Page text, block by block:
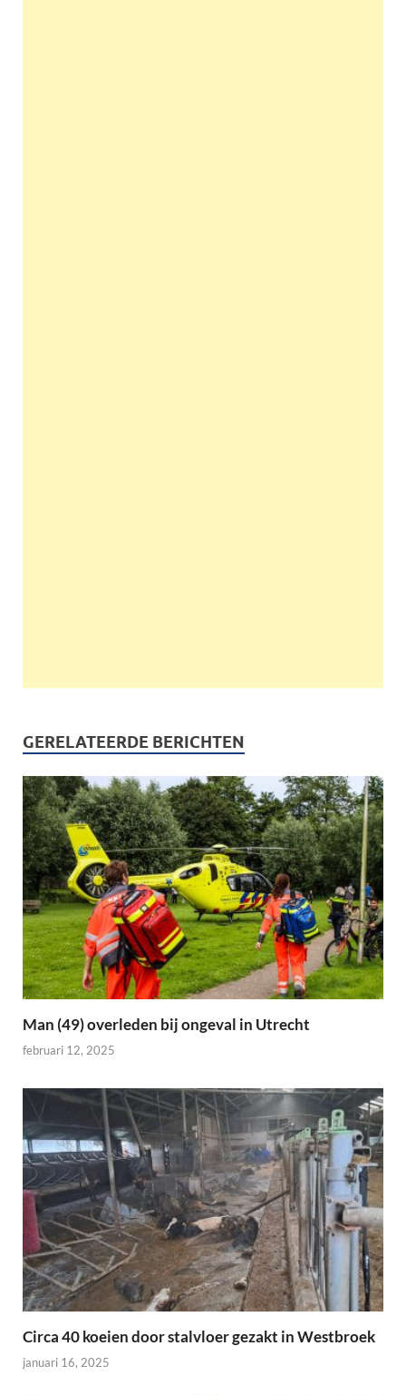
GERELATEERDE BERICHTEN
Man (49) overleden bij ongeval in Utrecht
februari 12, 2025
Circa 40 koeien door stalvloer gezakt in Westbroek
januari 16, 2025